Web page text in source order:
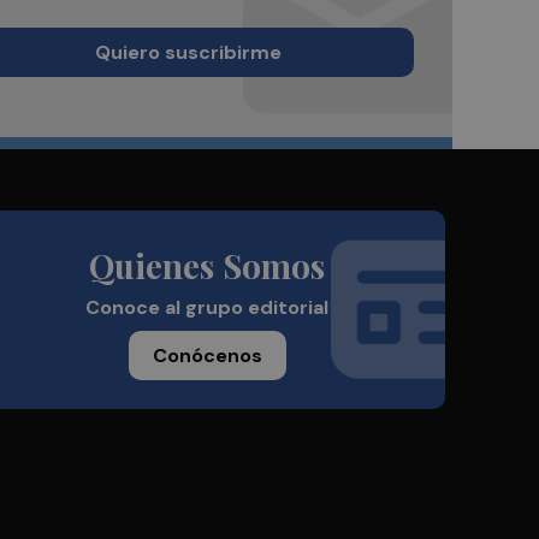
Quiero suscribirme
Quienes Somos
Conoce al grupo editorial
Conócenos